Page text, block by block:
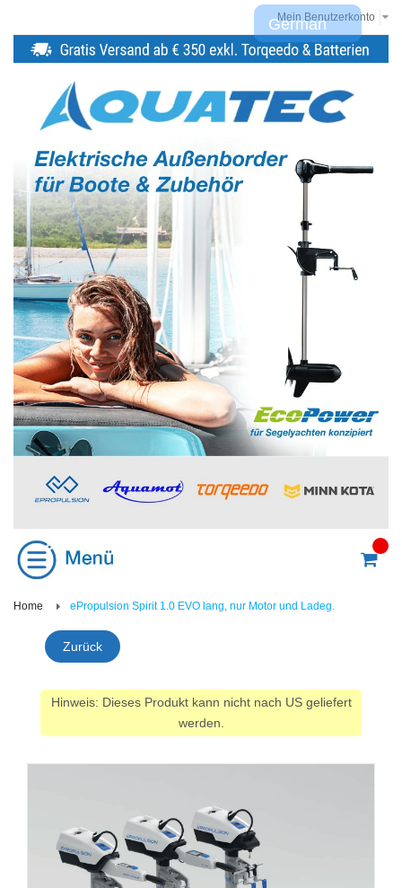
Mein Benutzerkonto
Home ePropulsion Spirit 1.0 EVO lang, nur Motor und Ladeg.
Zurück
Hinweis: Dieses Produkt kann nicht nach US geliefert
werden.